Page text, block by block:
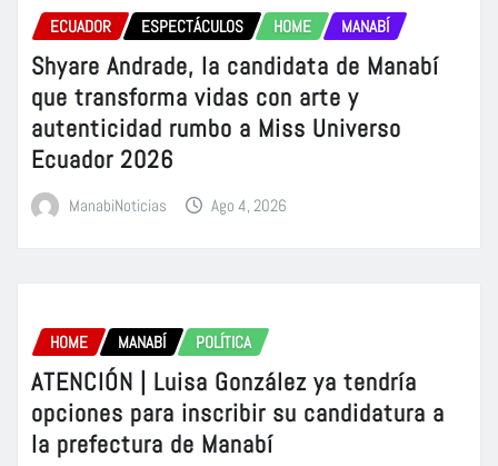
ECUADOR ESPECTÁCULOS HOME MANABÍ
Shyare Andrade, la candidata de Manabí
que transforma vidas con arte y
autenticidad rumbo a Miss Universo
Ecuador 2026
ManabiNoticias Ago 4, 2026
HOME MANABÍ POLÍTICA
ATENCIÓN | Luisa González ya tendría
opciones para inscribir su candidatura a
la prefectura de Manabí